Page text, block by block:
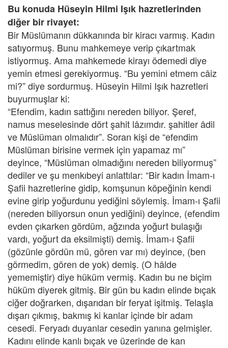
Bu konuda Hüseyin Hilmi Işık hazretlerinden
diğer bir rivayet:
Bir Müslümanın dükkanında bir kiracı varmış. Kadın
satıyormuş. Bunu mahkemeye verip çıkartmak
istiyormuş. Ama mahkemede kirayı ödemedi diye
yemin etmesi gerekiyormuş. “Bu yemini etmem câiz
mi?” diye sordurmuş. Hüseyin Hilmi Işık hazretleri
buyurmuşlar ki:
“Efendim, kadın sattığını nereden biliyor. Şeref,
namus meselesinde dört şahit lâzımdır. şahitler âdil
ve Müslüman olmalıdır”. Soran kişi de “efendim
Müslüman birisine vermek için yapamaz mı”
deyince, “Müslüman olmadığını nereden biliyormuş”
dediler ve şu menkıbeyi anlattılar: “Bir kadın İmam-ı
Şafii hazretlerine gidip, komşunun köpeğinin kendi
evine girip yoğurdunu yediğini söylemiş. İmam-ı Şafii
(nereden biliyorsun onun yediğini) deyince, (efendim
evden çıkarken gördüm, ağzında yoğurt bulaşığı
vardı, yoğurt da eksilmişti) demiş. İmam-ı Şafii
(gözünle gördün mü, gören var mı) deyince, (ben
görmedim, gören de yok) demiş. (O hâlde
yememiştir) diye hüküm vermiş. Kadın bu ne biçim
hüküm diyerek gitmiş. Bir gün bu kadın elinde bıçak
ciğer doğrarken, dışarıdan bir feryat işitmiş. Telaşla
dışarı çıkmış, bakmış ki kanlar içinde bir adam
cesedi. Feryadı duyanlar cesedin yanına gelmişler.
Kadını elinde kanlı bıçak ve üzerinde de kan